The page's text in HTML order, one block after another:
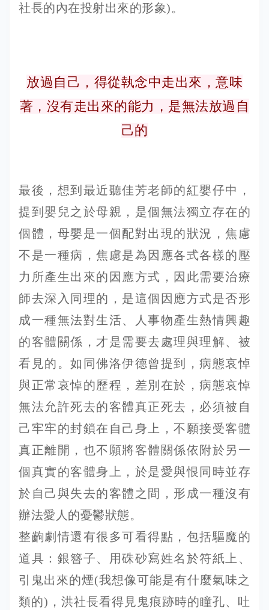
社長的內在投射出來的形象)。
放過自己，得從執念中走出來，意味
著，沒有走出來的能力，是無法放過自
己的
最後，想到最近聽佳芳老師的紅嬰仔中，
提到嬰兒之於母親，是個無法獨立存在的
個體，母嬰是一個配對出現的狀況，焦慮
不是一種病，焦慮是為因應各式各樣的壓
力所產生出來的因應方式，因此需要治療
師去深入同理的，是這個因應方式是否形
成一種無法對生活、人事物產生熱情興趣
的客體關係，才是需要去處理與理解、被
看見的。如同佛洛伊德曾提到，病態哀悼
與正常哀悼的歷程，差別在於，病態哀悼
無法允許死去的客體真正死去，必須被自
己牢牢的封鎖在自己身上，不願接受客體
真正離開，也不願將客體關係依附於另一
個真實的客體身上，於是愛與恨同時並存
於自己與失去的客體之間，形成一種沒有
辦法愛人的憂鬱狀態。
整齣劇情還有很多可看得點，包括驅魔的
道具：銀簪子、用硃砂寫姓名於符紙上、
引鬼出來的煙(我想像可能是有什麼氣味之
類的)，洪社長看得見鬼痕跡時的瞳孔、吐